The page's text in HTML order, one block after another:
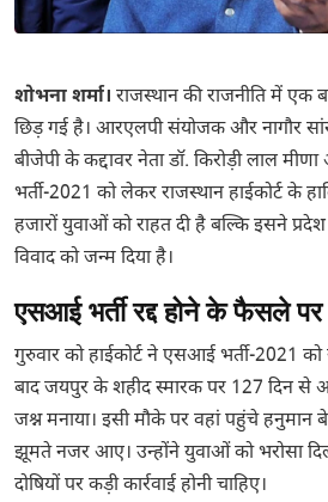
शोभना शर्मा। राजस्थान की राजनीति में एक
छिड़ गई है। आरएलपी संयोजक और नागौर
बीजेपी के कद्दावर नेता डॉ. किरोड़ी लाल
भर्ती-2021 को लेकर राजस्थान हाईकोर्ट के
हजारों युवाओं को राहत दी है बल्कि इसने
विवाद को जन्म दिया है।
एसआई भर्ती रद्द होने के फैसले
गुरुवार को हाईकोर्ट ने एसआई भर्ती-2021
बाद जयपुर के शहीद स्मारक पर 127 दिन से
जश्न मनाया। इसी मौके पर वहां पहुंचे
झूमते नजर आए। उन्होंने युवाओं को भरोसा
दोषियों पर कड़ी कार्रवाई होनी चाहिए।